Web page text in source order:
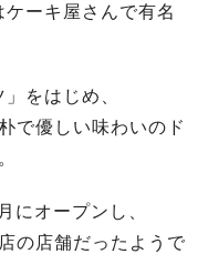
ケーキ屋さんで有名
をはじめ、
で優しい味わいのド
にオープンし、
の店舗だったようで